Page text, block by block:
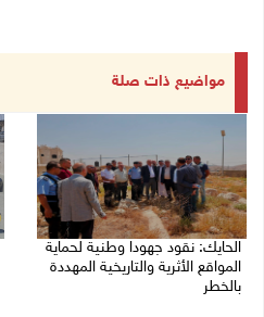
مواضيع ذات صلة
الحايك: نقود جهودا وطنية لحماية
المواقع الأثرية والتاريخية المهددة
بالخطر